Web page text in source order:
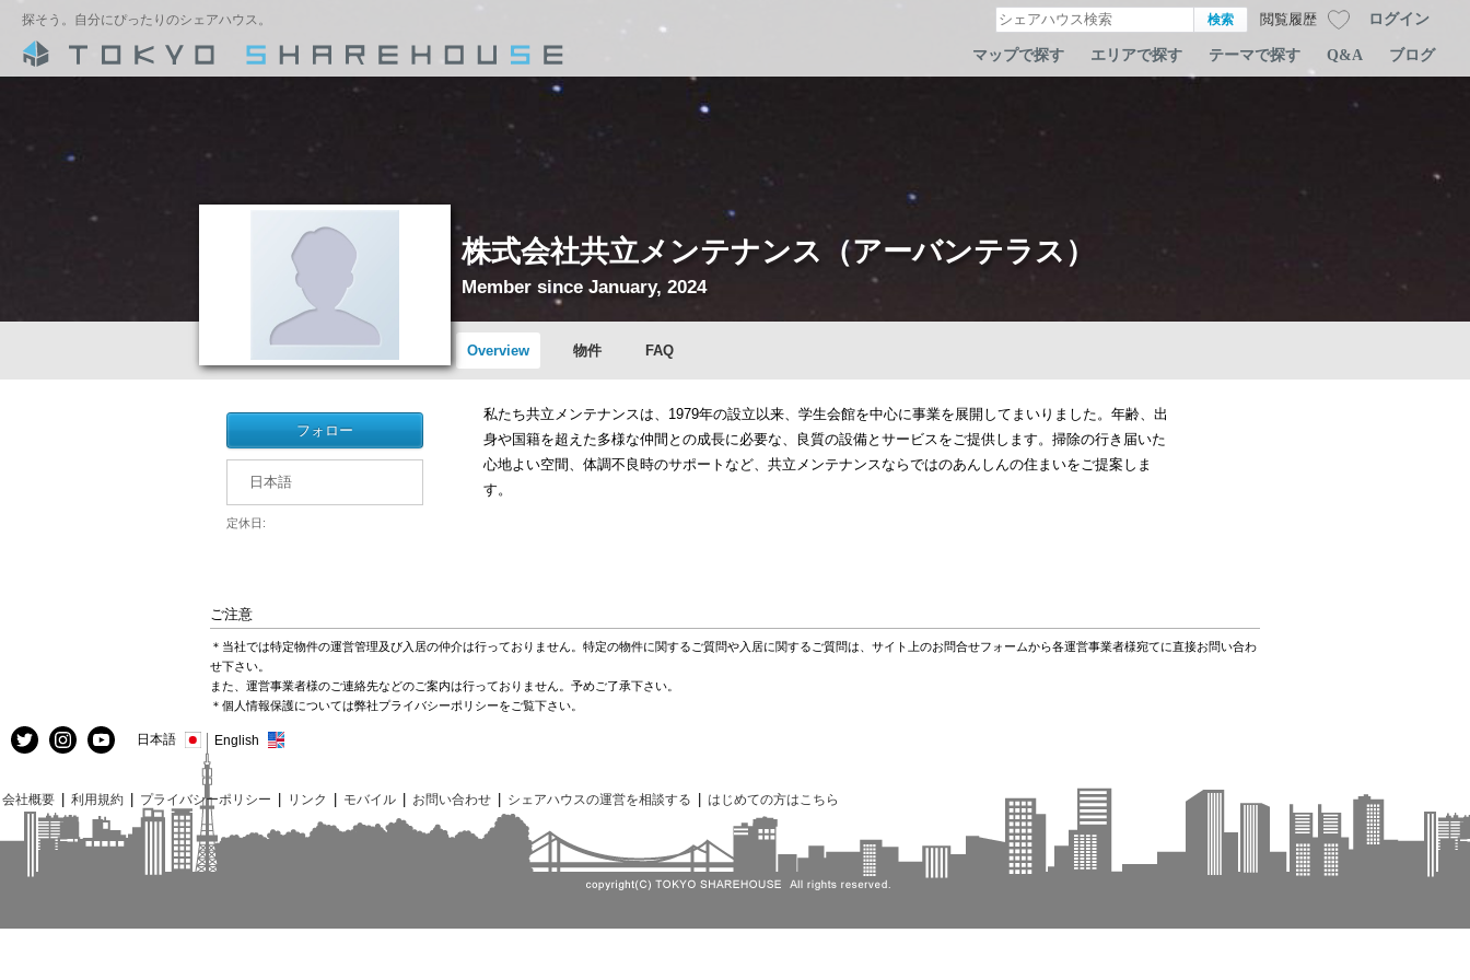
探そう。自分にぴったりのシェアハウス。 閲覧履歴 ログイン
マップで探す エリアで探す テーマで探す Q&A ブログ
株式会社共立メンテナンス（アーバンテラス）
Member since January, 2024
Overview 物件 FAQ
フォロー
日本語
定休日:
私たち共立メンテナンスは、1979年の設立以来、学生会館を中心に事業を展開してまいりました。年齢、出
身や国籍を超えた多様な仲間との成長に必要な、良質の設備とサービスをご提供します。掃除の行き届いた
心地よい空間、体調不良時のサポートなど、共立メンテナンスならではのあんしんの住まいをご提案しま
す。
ご注意
＊当社では特定物件の運営管理及び入居の仲介は行っておりません。特定の物件に関するご質問や入居に関するご質問は、サイト上のお問合せフォームから各運営事業者様宛てに直接お問い合わ
せ下さい。
また、運営事業者様のご連絡先などのご案内は行っておりません。予めご了承下さい。
＊個人情報保護については弊社プライバシーポリシーをご覧下さい。
日本語 English
会社概要 | 利用規約 | プライバシーポリシー | リンク | モバイル | お問い合わせ | シェアハウスの運営を相談する | はじめての方はこちら